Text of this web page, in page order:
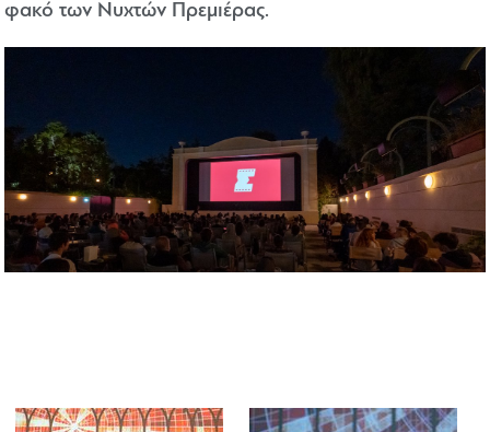
φακό των Νυχτών Πρεμιέρας.